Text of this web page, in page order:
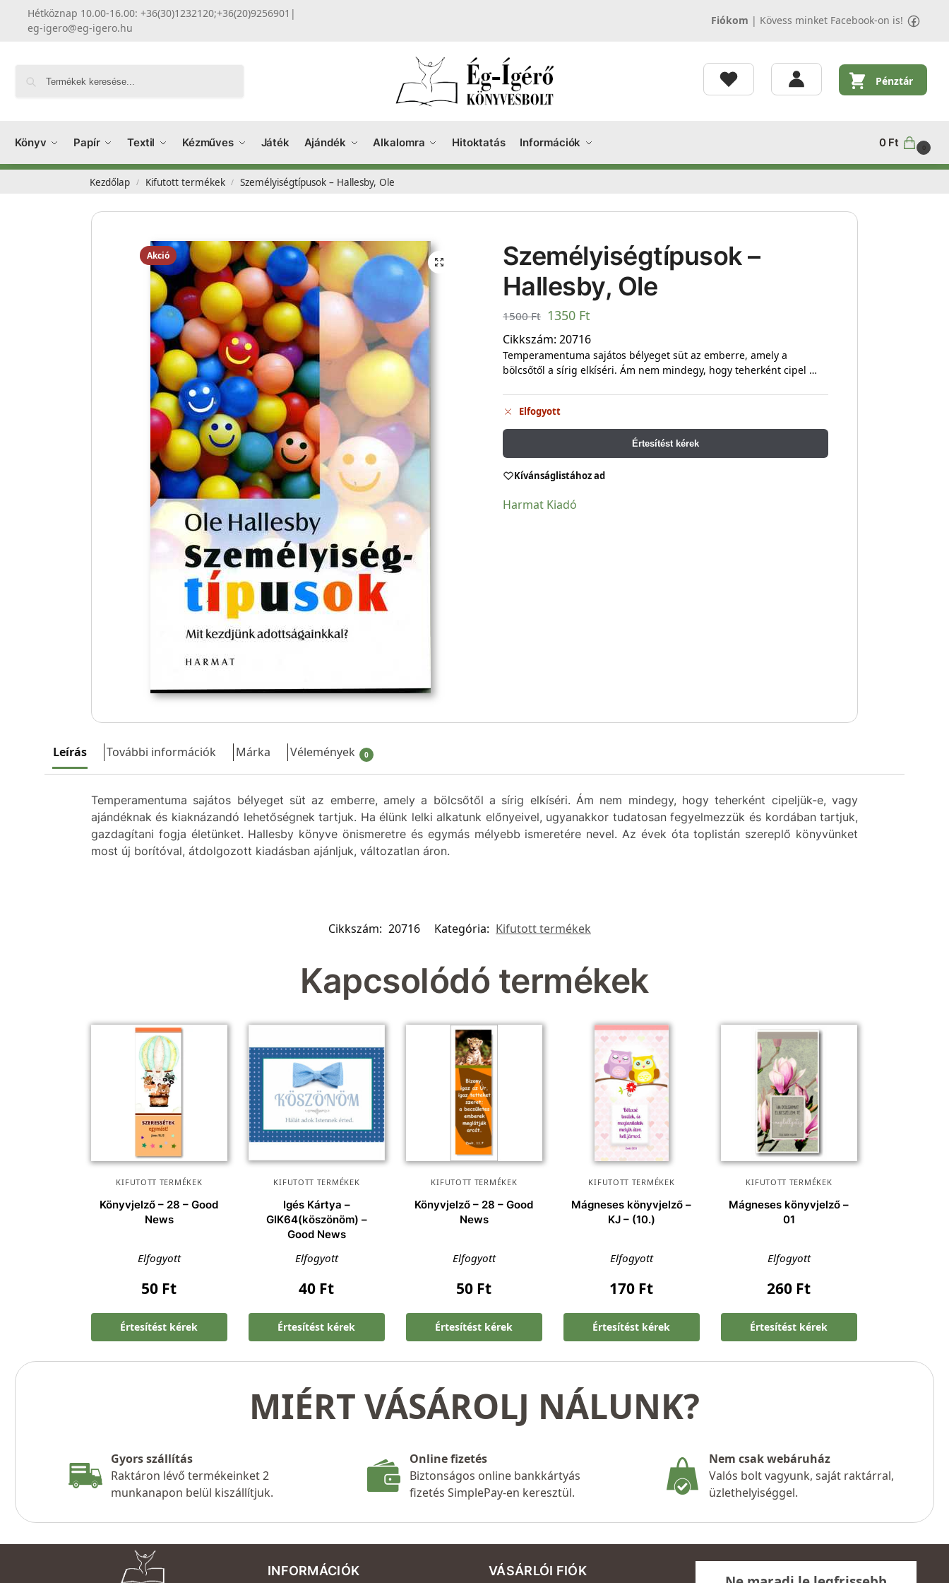
Hétköznap 10.00-16.00: +36(30)1232120;+36(20)9256901 |
eg-igero@eg-igero.hu
Fiókom | Kövess minket Facebook-on is!
Pénztár
Könyv Papír Textil Kézműves Játék Ajándék Alkalomra Hitoktatás Információk 0 Ft 0
Kezdőlap / Kifutott termékek / Személyiségtípusok – Hallesby, Ole
Akció
Személyiségtípusok –
Hallesby, Ole
1500Ft 1350 Ft
Cikkszám: 20716
Temperamentuma sajátos bélyeget süt az emberre, amely a
bölcsőtől a sírig elkíséri. Ám nem mindegy, hogy teherként cipel …
Elfogyott
Értesítést kérek
Kívánságlistához ad
Harmat Kiadó
Leírás További információk Márka Vélemények 0
Temperamentuma sajátos bélyeget süt az emberre, amely a bölcsőtől a sírig elkíséri. Ám nem mindegy, hogy teherként cipeljük-e, vagy
ajándéknak és kiaknázandó lehetőségnek tartjuk. Ha élünk lelki alkatunk előnyeivel, ugyanakkor tudatosan fegyelmezzük és kordában tartjuk,
gazdagítani fogja életünket. Hallesby könyve önismeretre és egymás mélyebb ismeretére nevel. Az évek óta toplistán szereplő könyvünket
most új borítóval, átdolgozott kiadásban ajánljuk, változatlan áron.
Cikkszám: 20716 Kategória: Kifutott termékek
Kapcsolódó termékek
KIFUTOTT TERMÉKEK
Könyvjelző – 28 – Good
News
Elfogyott
50 Ft
Értesítést kérek
KIFUTOTT TERMÉKEK
Igés Kártya –
GIK64(köszönöm) –
Good News
Elfogyott
40 Ft
Értesítést kérek
KIFUTOTT TERMÉKEK
Könyvjelző – 28 – Good
News
Elfogyott
50 Ft
Értesítést kérek
KIFUTOTT TERMÉKEK
Mágneses könyvjelző –
KJ – (10.)
Elfogyott
170 Ft
Értesítést kérek
KIFUTOTT TERMÉKEK
Mágneses könyvjelző –
01
Elfogyott
260 Ft
Értesítést kérek
MIÉRT VÁSÁROLJ NÁLUNK?
Gyors szállítás
Raktáron lévő termékeinket 2
munkanapon belül kiszállítjuk.
Online fizetés
Biztonságos online bankkártyás
fizetés SimplePay-en keresztül.
Nem csak webáruház
Valós bolt vagyunk, saját raktárral,
üzlethelyiséggel.
INFORMÁCIÓK VÁSÁRLÓI FIÓK